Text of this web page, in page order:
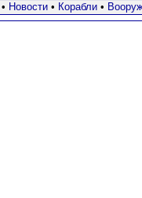
Новости• Корабли•